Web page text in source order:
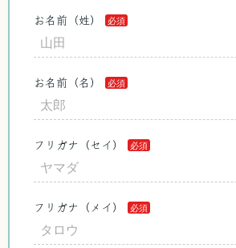
お名前（姓）
お名前（名）
フリガナ（セイ）
フリガナ（メイ）